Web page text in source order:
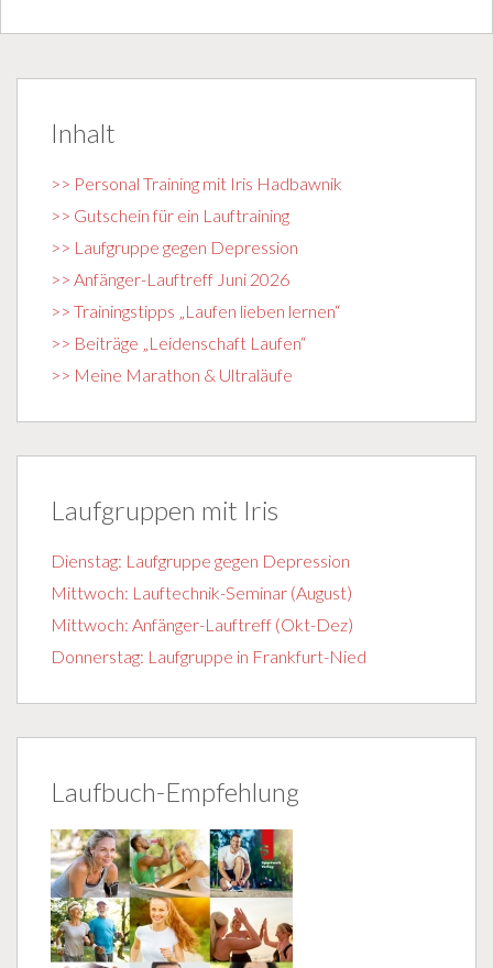
Inhalt
>> Personal Training mit Iris Hadbawnik
>> Gutschein für ein Lauftraining
>> Laufgruppe gegen Depression
>> Anfänger-Lauftreff Juni 2026
>> Trainingstipps „Laufen lieben lernen“
>> Beiträge „Leidenschaft Laufen“
>> Meine Marathon & Ultraläufe
Laufgruppen mit Iris
Dienstag: Laufgruppe gegen Depression
Mittwoch: Lauftechnik-Seminar (August)
Mittwoch: Anfänger-Lauftreff (Okt-Dez)
Donnerstag: Laufgruppe in Frankfurt-Nied
Laufbuch-Empfehlung